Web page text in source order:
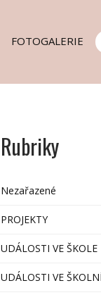
FOTOGALERIE
Rubriky
Nezařazené
PROJEKTY
UDÁLOSTI VE ŠKOLE
UDÁLOSTI VE